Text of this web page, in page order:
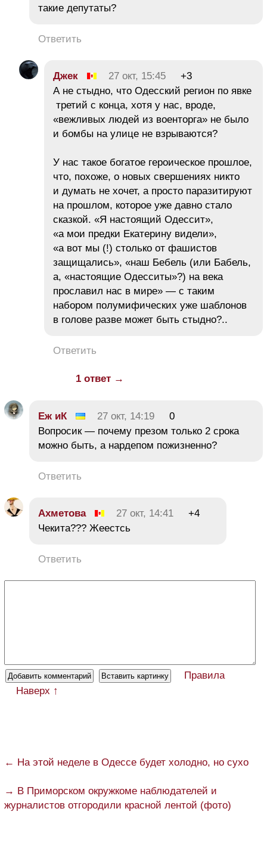
такие депутаты?
Ответить
Джек 27 окт, 15:45
+3
А не стыдно, что Одесский регион по явке
третий с конца, хотя у нас, вроде,
«вежливых людей из военторга» не было
и бомбы на улице не взрываются?
У нас такое богатое героическое прошлое,
что, похоже, о новых свершениях никто
и думать не хочет, а просто паразитируют
на прошлом, которое уже давно стало
сказкой. «Я настоящий Одессит»,
«а мои предки Екатерину видели»,
«а вот мы (!) столько от фашистов
защищались», «наш Бебель (или Бабель,
а, «настоящие Одесситы»?) на века
прославил нас в мире» — с таким
набором полумифических уже шаблонов
в голове разве может быть стыдно?..
Ответить
1 ответ →
Еж иК 27 окт, 14:19
0
Вопросик — почему презом только 2 срока
можно быть, а нардепом пожизненно?
Ответить
Ахметова 27 окт, 14:41
+4
Чекита??? Жеестсь
Ответить
Правила
Наверх ↑
← На этой неделе в Одессе будет холодно, но сухо
→ В Приморском окружкоме наблюдателей и
журналистов отгородили красной лентой (фото)